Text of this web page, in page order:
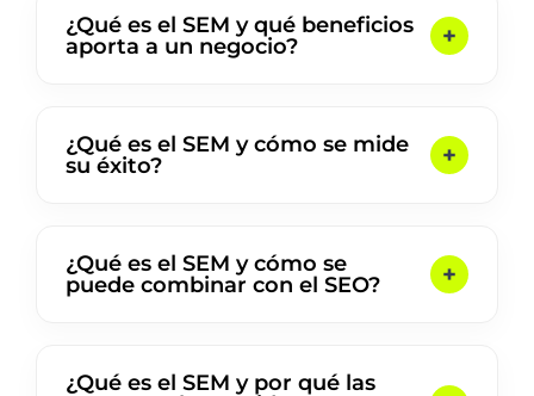
¿Qué es el SEM y qué beneficios
aporta a un negocio?
¿Qué es el SEM y cómo se mide
su éxito?
¿Qué es el SEM y cómo se
puede combinar con el SEO?
¿Qué es el SEM y por qué las